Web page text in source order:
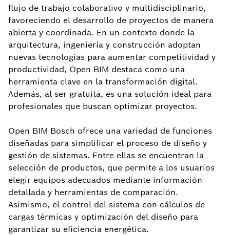
flujo de trabajo colaborativo y multidisciplinario,
favoreciendo el desarrollo de proyectos de manera
abierta y coordinada. En un contexto donde la
arquitectura, ingeniería y construcción adoptan
nuevas tecnologías para aumentar competitividad y
productividad, Open BIM destaca como una
herramienta clave en la transformación digital.
Además, al ser gratuita, es una solución ideal para
profesionales que buscan optimizar proyectos.
Open BIM Bosch ofrece una variedad de funciones
diseñadas para simplificar el proceso de diseño y
gestión de sistemas. Entre ellas se encuentran la
selección de productos, que permite a los usuarios
elegir equipos adecuados mediante información
detallada y herramientas de comparación.
Asimismo, el control del sistema con cálculos de
cargas térmicas y optimización del diseño para
garantizar su eficiencia energética.